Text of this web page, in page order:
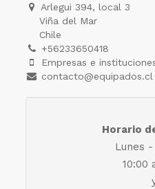
Arlegui 394, local 3
Viña del Mar
Chile
+56233650418
Empresas e
contacto@equipados.cl
Horario
Lunes
10:00